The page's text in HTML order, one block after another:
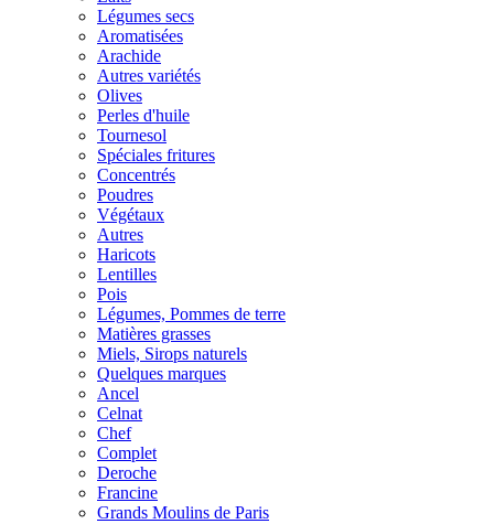
Légumes secs
Aromatisées
Arachide
Autres variétés
Olives
Perles d'huile
Tournesol
Spéciales fritures
Concentrés
Poudres
Végétaux
Autres
Haricots
Lentilles
Pois
Légumes, Pommes de terre
Matières grasses
Miels, Sirops naturels
Quelques marques
Ancel
Celnat
Chef
Complet
Deroche
Francine
Grands Moulins de Paris